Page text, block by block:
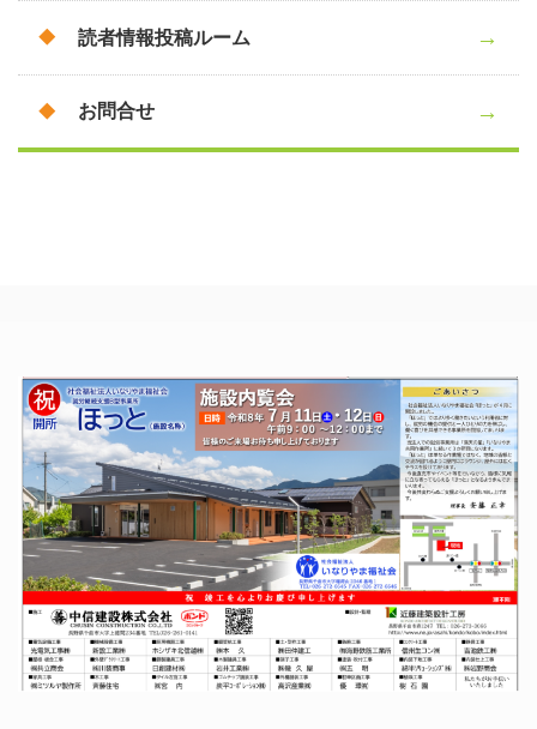
読者情報投稿ルーム
お問合せ